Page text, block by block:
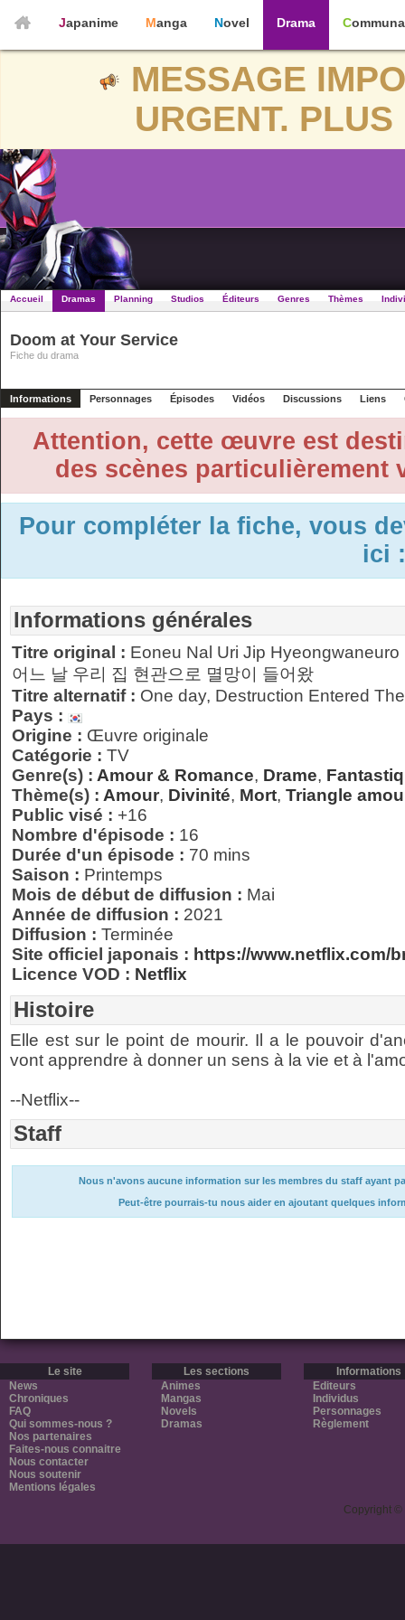
Japanime Manga Novel Drama
MESSAGE
URGENT.
Accueil Dramas Planning Studios Éditeurs Genres Thèmes
Doom at Your Service
Fiche du drama
Informations Personnages Épisodes Vidéos Discussions Liens
Attention, cette œuvre est
des scènes particulièrement
Pour compléter la fiche, vous
ici
Informations générales
Titre original : Eoneu Nal Uri Jip
어느 날 우리 집 현관으로 멸망이 들어왔
Titre alternatif : One day, Destruction Entered
Pays :
Origine : Œuvre originale
Catégorie : TV
Genre(s) : Amour & Romance, Drame,
Thème(s) : Amour, Divinité, Mort, Triangle
Public visé : +16
Nombre d'épisode : 16
Durée d'un épisode : 70 mins
Saison : Printemps
Mois de début de diffusion : Mai
Année de diffusion : 2021
Diffusion : Terminée
Site officiel japonais : https://www.netflix.com/
Licence VOD : Netflix
Histoire
Elle est sur le point de mourir. Il a le pouvoir
vont apprendre à donner un sens à la vie et à
--Netflix--
Staff
Nous n'avons aucune information sur les membres du staff ayant
Peut-être pourrais-tu nous aider en ajoutant quelques
Le site
News
Chroniques
FAQ
Qui sommes-nous ?
Nos partenaires
Faites-nous connaitre
Nous contacter
Nous soutenir
Mentions légales
Les sections
Animes
Mangas
Novels
Dramas
Informations
Editeurs
Individus
Personnages
Règlement
Copyright ©